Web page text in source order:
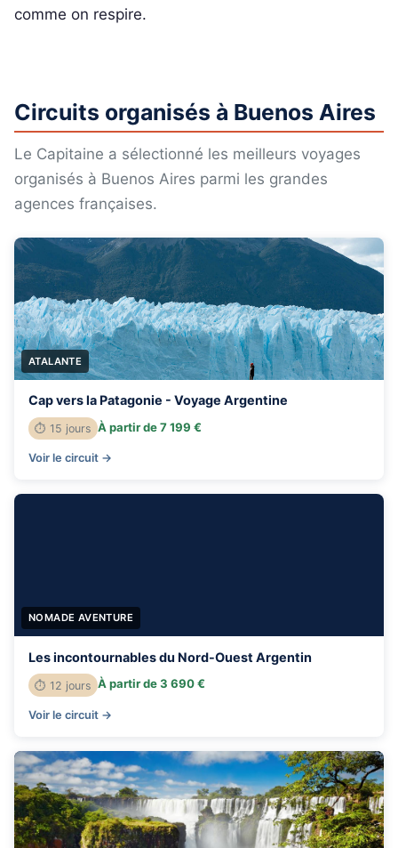
comme on respire.
Circuits organisés à Buenos Aires
Le Capitaine a sélectionné les meilleurs voyages
organisés à Buenos Aires parmi les grandes
agences françaises.
ATALANTE
Cap vers la Patagonie - Voyage Argentine
⏱ 15 jours À partir de 7 199 €
Voir le circuit →
NOMADE AVENTURE
Les incontournables du Nord-Ouest Argentin
⏱ 12 jours À partir de 3 690 €
Voir le circuit →